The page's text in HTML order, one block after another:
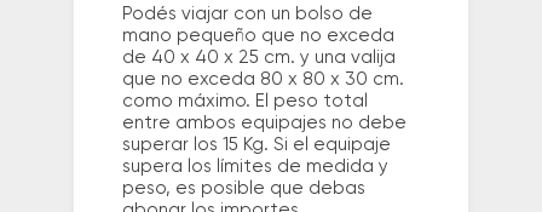
Podés viajar con un bolso de
mano pequeño que no exceda
de 40 x 40 x 25 cm. y una valija
que no exceda 80 x 80 x 30 cm.
como máximo. El peso total
entre ambos equipajes no debe
superar los 15 Kg. Si el equipaje
supera los límites de medida y
peso, es posible que debas